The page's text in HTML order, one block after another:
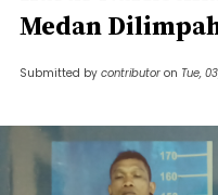
Medan
Submitted by contributor on Tue,